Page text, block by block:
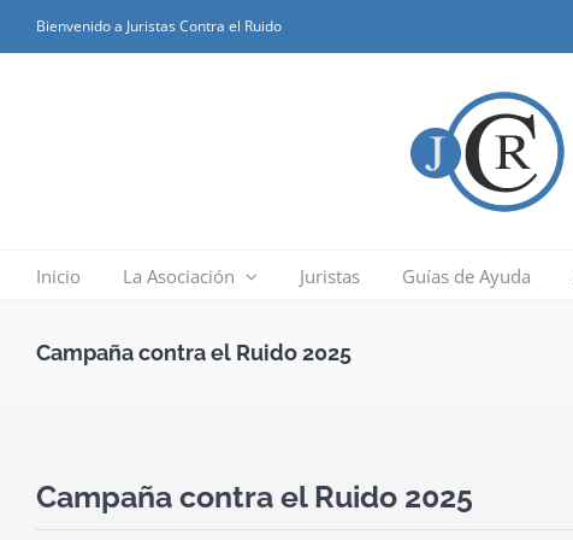
to
Bienvenido a Juristas Contra el Ruido
Inicio La Asociación Juristas Guías de Ayuda
Campaña contra el Ruido 2025
Campaña contra el Ruido 2025